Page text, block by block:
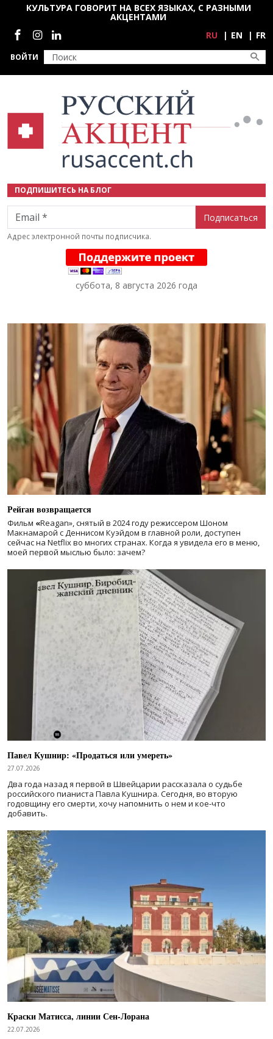
Перейти к основному содержанию
ВОЙТИ
КУЛЬТУРА ГОВОРИТ НА ВСЕХ ЯЗЫКАХ, С РАЗНЫМИ
АКЦЕНТАМИ
Социальные сети
RU EN FR
ПОДПИШИТЕСЬ НА БЛОГ
Email
Адрес электронной почты подписчика.
суббота, 8 августа 2026 года
Рейган возвращается
Фильм «Reagan», снятый в 2024 годурежиссером Шоном
Макнамарой с Деннисом Куэйдом в главной роли, доступен
сейчас на Netflix во многих странах. Когда я увидела его в меню,
моей первой мыслью было: зачем?
Павел Кушнир: «Продаться или умереть»
27.07.2026
Два года назад я первой в Швейцарии рассказала о судьбе
российского пианиста Павла Кушнира. Сегодня, во вторую
годовщину его смерти, хочу напомнить о нем и кое-что
добавить.
Краски Матисса, линии Сен-Лорана
22.07.2026